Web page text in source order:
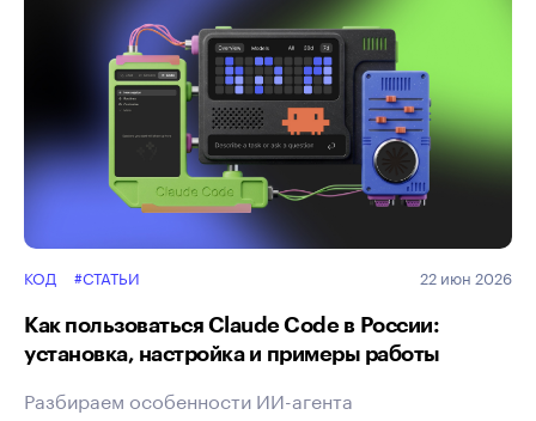
КОД #СТАТЬИ 22 июн 2026
Как пользоваться Claude Code в России:
установка, настройка и примеры работы
Разбираем особенности ИИ-агента